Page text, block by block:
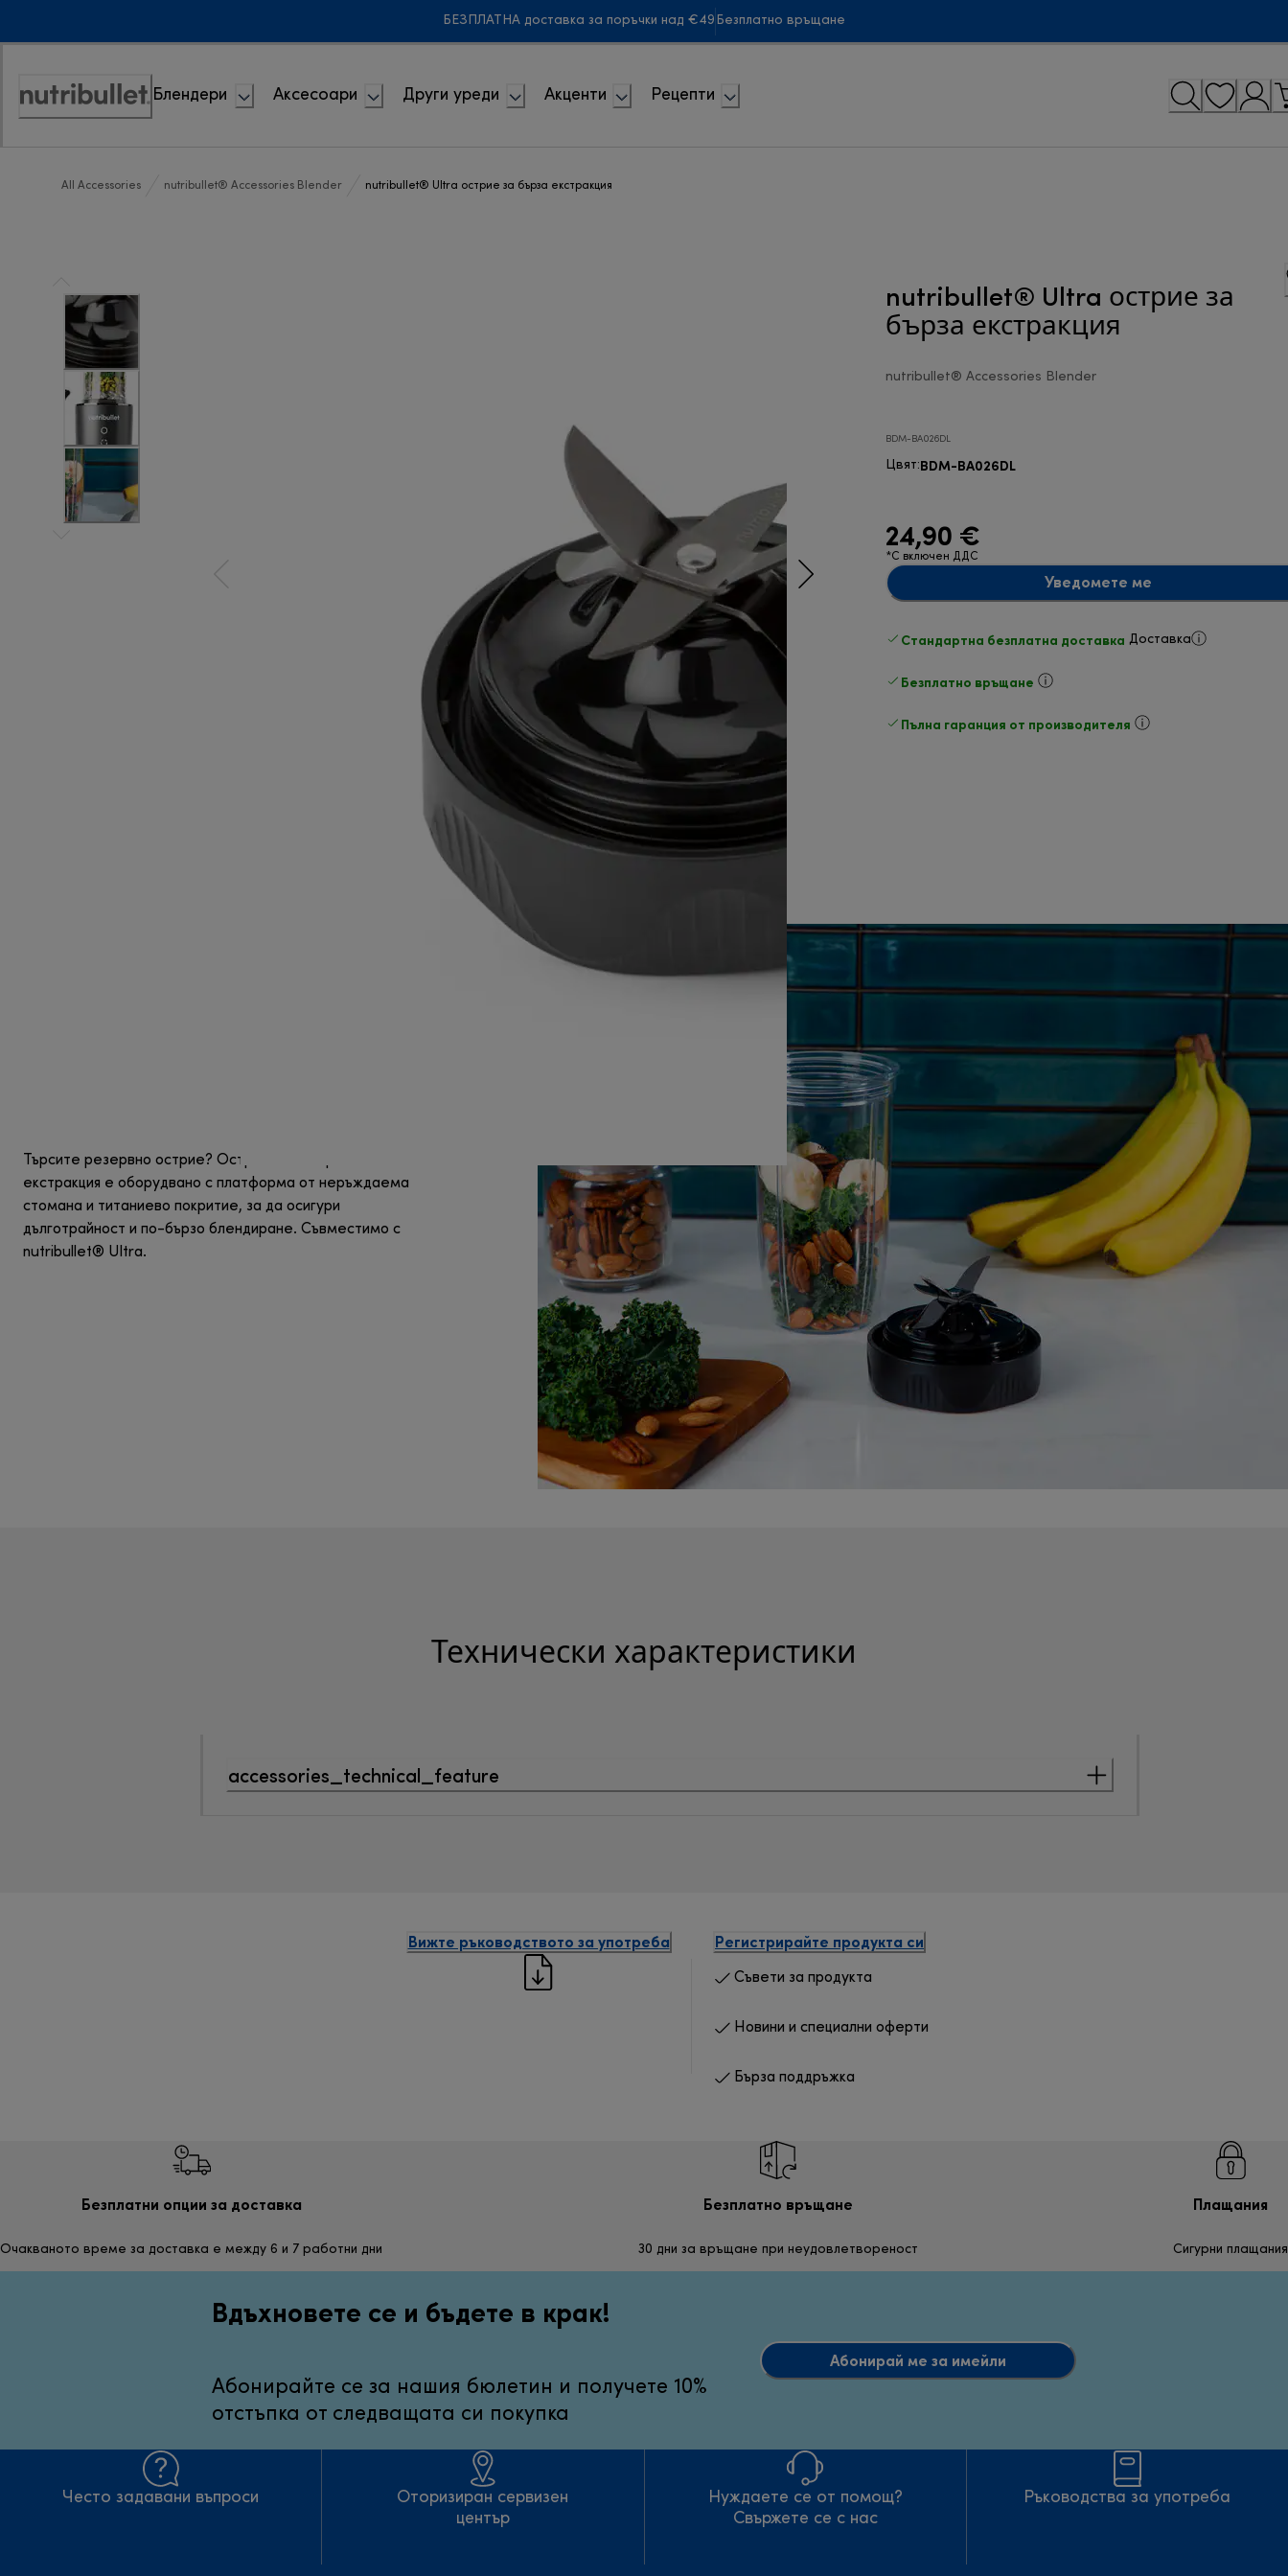
БЕЗПЛАТНА доставка за поръчки над €49 Безплатно връщане
Accessibility
Блендери Аксесоари Други уреди Акценти Рецепти
All Accessories nutribullet® Accessories Blender nutribullet® Ultra острие за бърза екстракция
nutribullet® Ultra острие за
бърза екстракция
nutribullet® Accessories Blender
BDM-BA026DL
Цвят:BDM-BA026DL
24,90 €
*С включен ДДС
Уведомете ме
Стандартна безплатна доставка Доставка
Безплатно връщане
Пълна гаранция от производителя
Търсите резервно острие? Острието за бърза
екстракция е оборудвано с платформа от неръждаема
стомана и титаниево покритие, за да осигури
дълготрайност и по-бързо блендиране. Съвместимо с
nutribullet® Ultra.
Технически характеристики
accessories_technical_feature
Вижте ръководството за употреба Регистрирайте продукта си
Съвети за продукта
Новини и специални оферти
Бърза поддръжка
Безплатни опции за доставка
Очакваното време за доставка е между 6 и 7 работни дни
Безплатно връщане
30 дни за връщане при неудовлетвореност
Плащания
Сигурни плащания
Вдъхновете се и бъдете в крак!
Абонирайте се за нашия бюлетин и получете 10%
отстъпка от следващата си покупка
Абонирай ме за имейли
Често задавани въпроси
Оторизиран сервизен
център
Нуждаете се от помощ?
Свържете се с нас
Ръководства за употреба